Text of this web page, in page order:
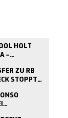
HOLT
–
ZU RB
STOPPT